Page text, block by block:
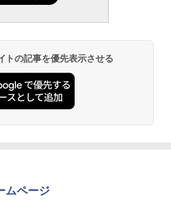
トの記事を優先表示させる
ムページ